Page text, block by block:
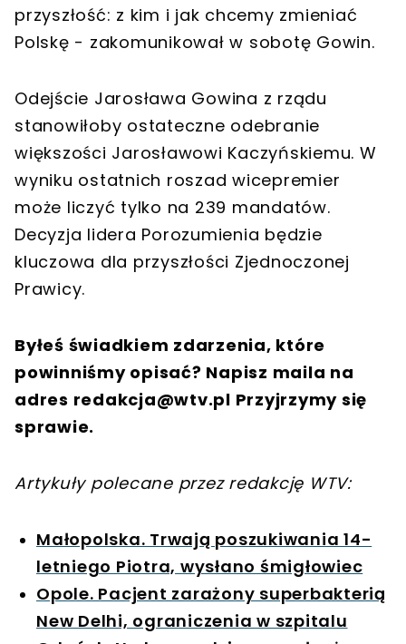
przyszłość: z kim i jak chcemy zmieniać
Polskę - zakomunikował w sobotę Gowin.
Odejście Jarosława Gowina z rządu
stanowiłoby ostateczne odebranie
większości Jarosławowi Kaczyńskiemu. W
wyniku ostatnich roszad wicepremier
może liczyć tylko na 239 mandatów.
Decyzja lidera Porozumienia będzie
kluczowa dla przyszłości Zjednoczonej
Prawicy.
Byłeś świadkiem zdarzenia, które
powinniśmy opisać? Napisz maila na
adres redakcja@wtv.pl Przyjrzymy się
sprawie.
Artykuły polecane przez redakcję WTV:
Małopolska. Trwają poszukiwania 14-
letniego Piotra, wysłano śmigłowiec
Opole. Pacjent zarażony superbakterią
New Delhi, ograniczenia w szpitalu